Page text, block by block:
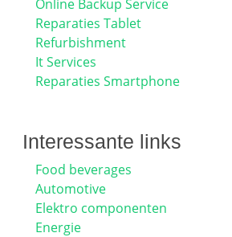
Online Backup Service
Reparaties Tablet
Refurbishment
It Services
Reparaties Smartphone
Interessante links
Food beverages
Automotive
Elektro componenten
Energie